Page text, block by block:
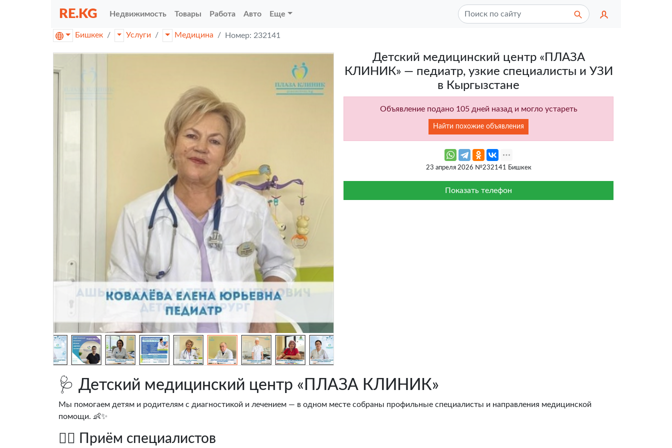
RE.KG Недвижимость Товары Работа Авто Еще
Бишкек Услуги Медицина Номер: 232141
Детский медицинский центр «ПЛАЗА
КЛИНИК» — педиатр, узкие специалисты и УЗИ
в Кыргызстане
Объявление подано 105 дней назад и могло устареть
Найти похожие объявления
23 апреля 2026 №232141 Бишкек
Показать телефон
🩺 Детский медицинский центр «ПЛАЗА КЛИНИК»
Мы помогаем детям и родителям с диагностикой и лечением — в одном месте собраны профильные специалисты и направления медицинской
помощи. 👶✨
👩‍⚕️ Приём специалистов